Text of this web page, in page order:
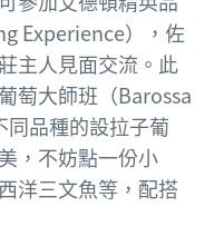
Experience），佐
主人見面交流。此
萄大師班（Barossa
品種的設拉子葡
，不妨點一份小
洋三文魚等，配搭